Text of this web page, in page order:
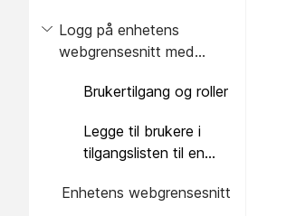
Logg på enhetens
webgrensesnitt med
Brukertilgang og roller
Legge til brukere i
tilgangslisten til en
Enhetens webgrensesnitt